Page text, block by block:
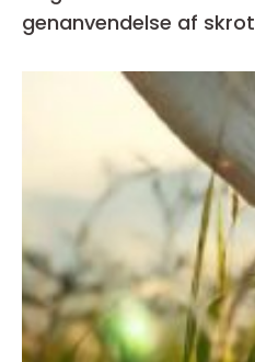
genanvendelse af skrot